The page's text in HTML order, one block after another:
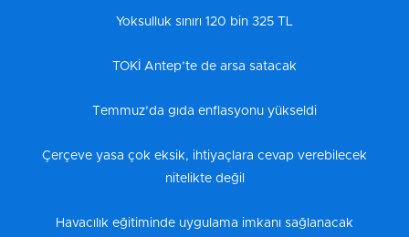
Yoksulluk sınırı 120 bin 325 TL
TOKİ Antep’te de arsa satacak
Temmuz’da gıda enflasyonu yükseldi
Çerçeve yasa çok eksik, ihtiyaçlara cevap verebilecek
nitelikte değil
Havacılık eğitiminde uygulama imkanı sağlanacak